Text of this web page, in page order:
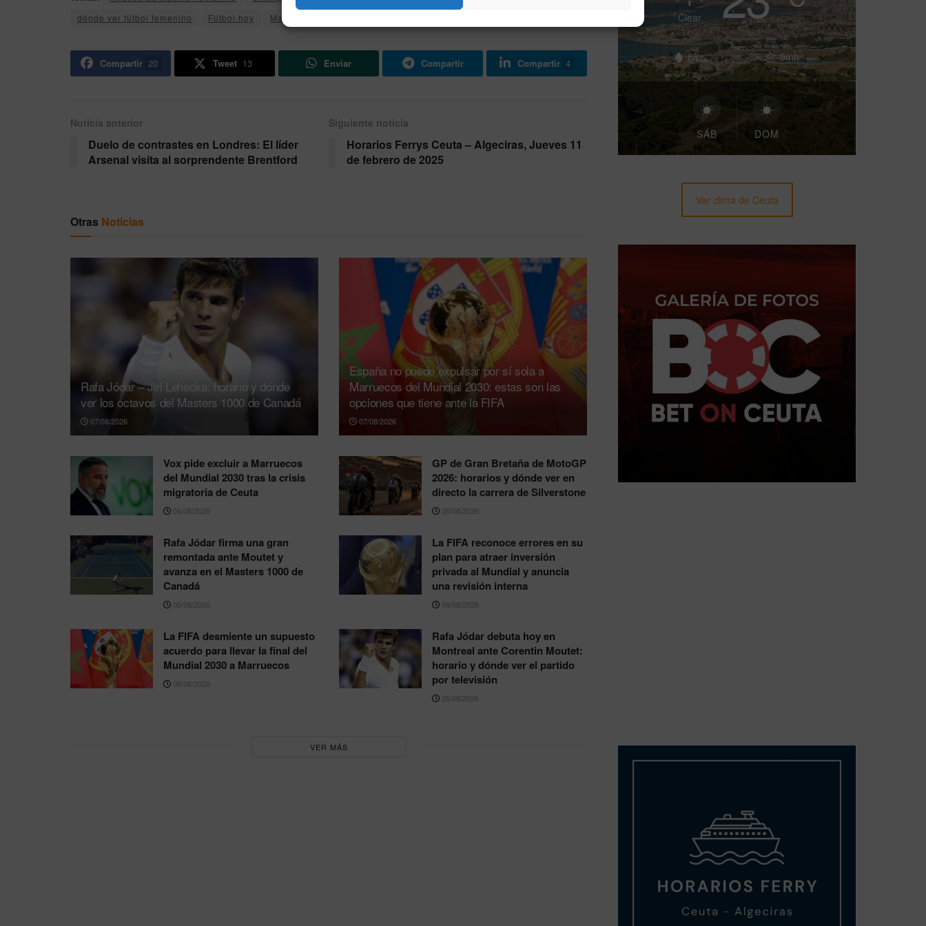
dónde ver fútbol femenino
Fútbol hoy Manchester United Women
Compartir 20 Tweet 13 Enviar Compartir Compartir 4
Noticia anterior
Duelo de contrastes en Londres: El líder
Arsenal visita al sorprendente Brentford
Siguiente noticia
Horarios Ferrys Ceuta – Algeciras, Jueves 11
de febrero de 2025
Otras Noticias
Rafa Jódar – Jiri Lehecka: horario y dónde
ver los octavos del Masters 1000 de Canadá
07/08/2026
España no puede expulsar por sí sola a
Marruecos del Mundial 2030: estas son las
opciones que tiene ante la FIFA
07/08/2026
Vox pide excluir a Marruecos
del Mundial 2030 tras la crisis
migratoria de Ceuta
06/08/2026
GP de Gran Bretaña de MotoGP
2026: horarios y dónde ver en
directo la carrera de Silverstone
06/08/2026
Rafa Jódar firma una gran
remontada ante Moutet y
avanza en el Masters 1000 de
Canadá
06/08/2026
La FIFA reconoce errores en su
plan para atraer inversión
privada al Mundial y anuncia
una revisión interna
06/08/2026
La FIFA desmiente un supuesto
acuerdo para llevar la final del
Mundial 2030 a Marruecos
06/08/2026
Rafa Jódar debuta hoy en
Montreal ante Corentin Moutet:
horario y dónde ver el partido
por televisión
05/08/2026
VER MÁS
Clear
88% 9mh
SÁB DOM
Ver clima de Ceuta